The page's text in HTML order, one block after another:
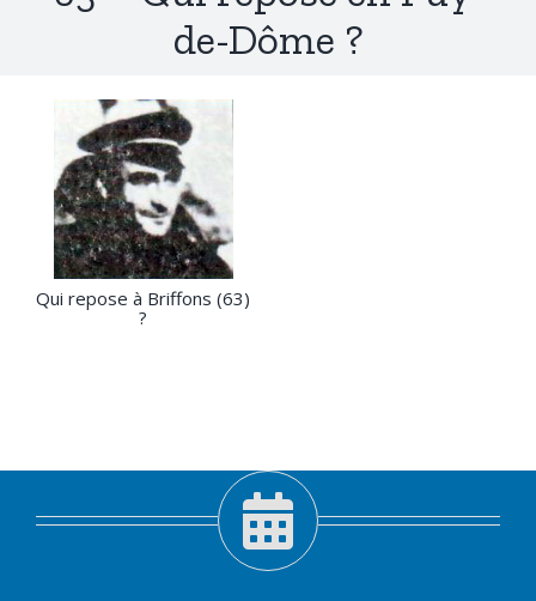
de-Dôme ?
Qui repose à Briffons (63)
?